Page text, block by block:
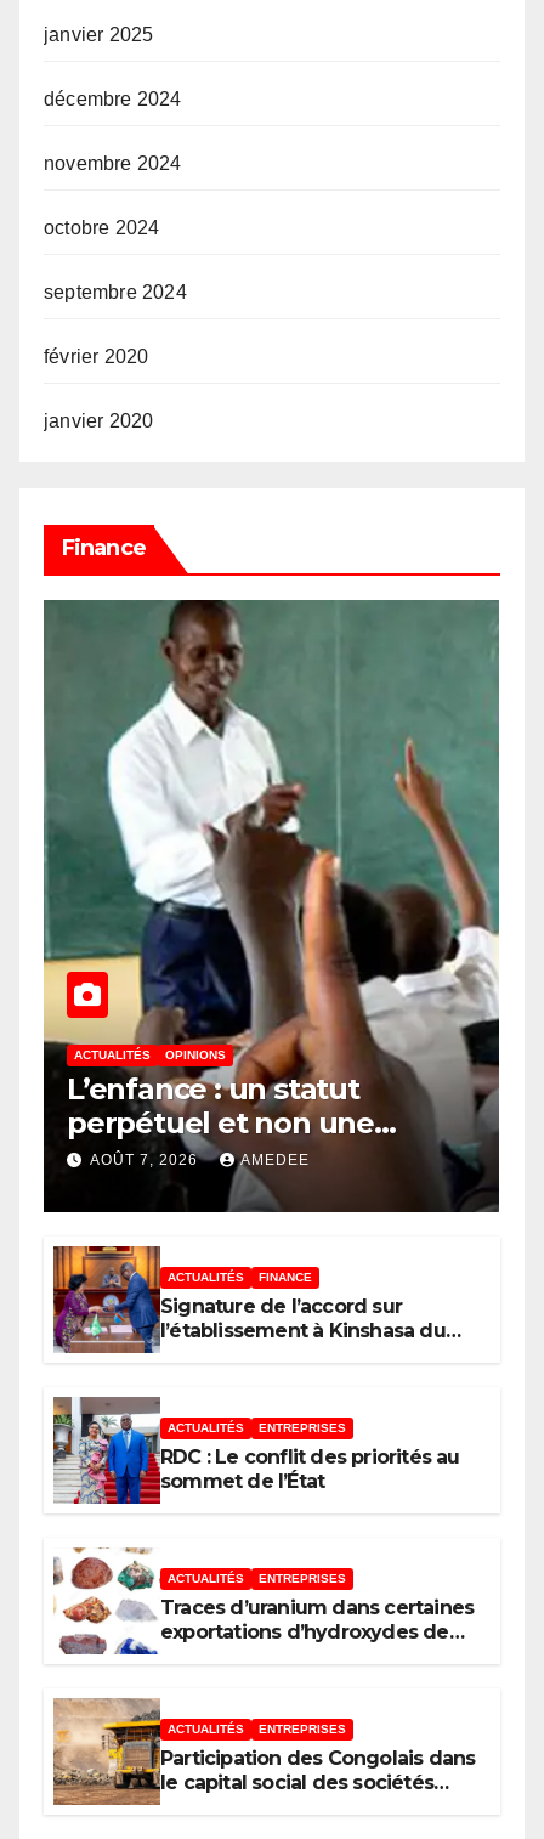
janvier 2025
décembre 2024
novembre 2024
octobre 2024
septembre 2024
février 2020
janvier 2020
Finance
ACTUALITÉS OPINIONS
L’enfance : un statut
perpétuel et non une
simple étape de la vie
AOÛT 7, 2026 AMEDEE
ACTUALITÉS FINANCE
Signature de l’accord sur
l’établissement à Kinshasa du
pour le développement de
l’Afrique (AUDA-NEPAD)
ACTUALITÉS ENTREPRISES
RDC : Le conflit des priorités au
sommet de l’État
ACTUALITÉS ENTREPRISES
Traces d’uranium dans certaines
exportations d’hydroxydes de
ACTUALITÉS ENTREPRISES
Participation des Congolais dans
le capital social des sociétés